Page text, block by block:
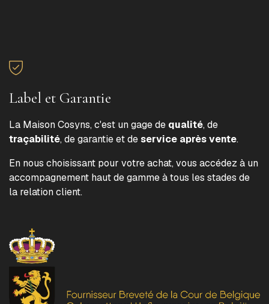
Label et Garantie
La Maison Cosyns, c'est un gage de qualité, de
traçabilité, de garantie et deservice après vente.
En nous choisissant pour votre achat, vous accédez à un
accompagnement haut de gamme à tous les stades de
la relation client.